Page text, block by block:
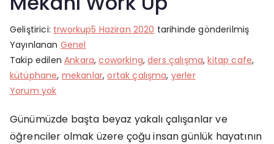
Geliştirici: trworkup5 Haziran 2020 tarihinde gönderilmiş
Yayınlanan Genel
Takip edilenAnkara,coworking,ders çalışma,kitap cafe,
kütüphane, mekanlar,ortak çalışma, yerler
Yorum yokAnkara’da
Çalışma
Mekanı
Günümüzde başta beyaz yakalı çalışanlar ve
öğrenciler olmak üzere çoğu insan günlük hayatının